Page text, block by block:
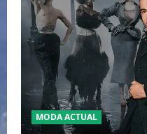
MODA ACTUAL